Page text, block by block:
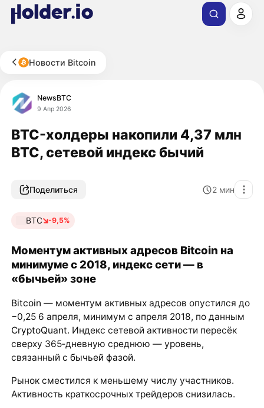
Новости Bitcoin
NewsBTC
9 Апр 2026
BTC-холдеры накопили 4,37 млн
BTC, сетевой индекс бычий
Поделиться 2 мин
BTC -9,5%
Моментум активных адресов Bitcoin на
минимуме с 2018, индекс сети — в
«бычьей» зоне
Bitcoin — моментум активных адресов опустился до
−0,25 6 апреля, минимум с апреля 2018, по данным
CryptoQuant. Индекс сетевой активности пересёк
сверху 365‑дневную среднюю — уровень,
связанный с бычьей фазой.
Рынок сместился к меньшему числу участников.
Активность краткосрочных трейдеров снизилась.